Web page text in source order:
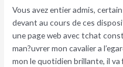
Vous avez entier admis,
devant au cours de ces
une page web avec tchat
man?uvrer mon cavalier a
mon le quotidien brillante, il